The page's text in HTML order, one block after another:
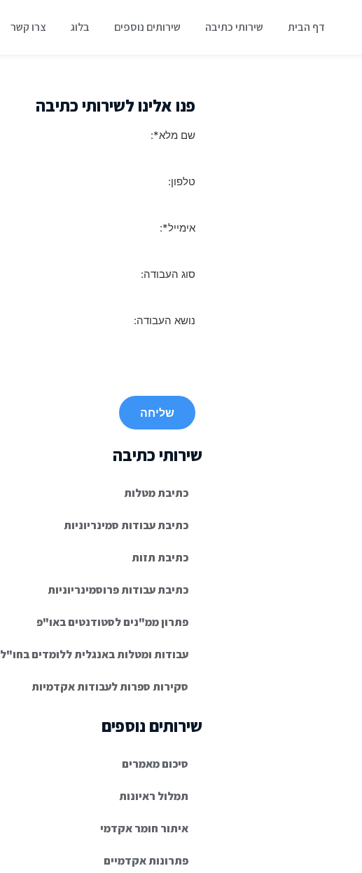
דף הבית שירותי כתיבה שירותים נוספים בלוג צרו קשר
פנו אלינו לשירותי כתיבה
שם מלא*:
טלפון:
אימייל*:
סוג העבודה:
נושא העבודה:
שירותי כתיבה
כתיבת מטלות
כתיבת עבודות סמינריוניות
כתיבת תזות
כתיבת עבודות פרוסמינריוניות
פתרון ממ"נים לסטודנטים באו"פ
עבודות ומטלות באנגלית ללומדים בחו"ל
סקירות ספרות לעבודות אקדמיות
שירותים נוספים
סיכום מאמרים
תמלול ראיונות
איתור חומר אקדמי
פתרונות אקדמיים